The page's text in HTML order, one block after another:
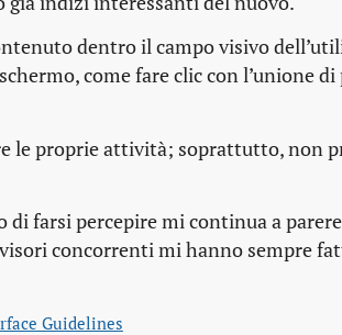
dentro il campo visivo
come fare clic con l’unione di
le proprie attività; soprattutto, non
farsi percepire mi continua a
concorrenti mi hanno sempre
Guidelines